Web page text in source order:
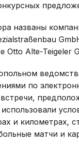
названы
Otto Alte-Teigeler
по
и километрах,
матчи и